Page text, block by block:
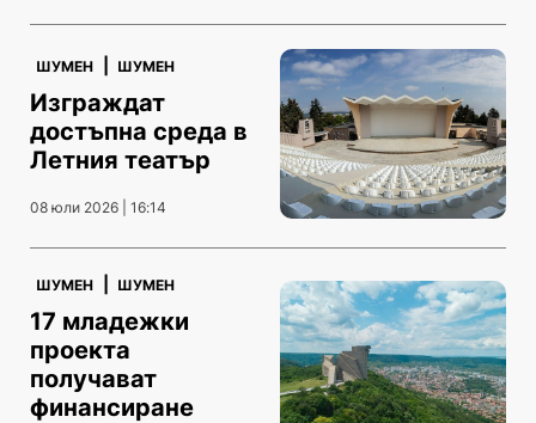
ШУМЕН ШУМЕН
Изграждат
достъпна среда в
Летния театър
08 юли 2026 | 16:14
ШУМЕН ШУМЕН
17 младежки
проекта
получават
финансиране